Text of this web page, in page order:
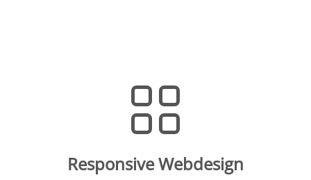
Responsive Webdesign